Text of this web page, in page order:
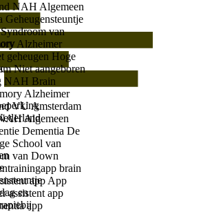
NAH Algemeen
Geheugensteuntje
Syndroom van
Alzheimer
geheugen Hoge
Niet aangeboren
NAH Brain
Alzheimer
VU Amsterdam
Algemeen
Dementia De
School van
van Down
brain
app App
assistent app
app
en